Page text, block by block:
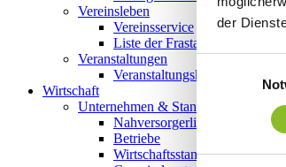
der
Vereinsleben
Vereinsservice
Liste der Frastanzer Vereine
Veranstaltungen
Veranstaltungskalender
Wirtschaft
Unternehmen & Standort
Nahversorgerliste
Betriebe
Wirtschaftsstandort Frastanz